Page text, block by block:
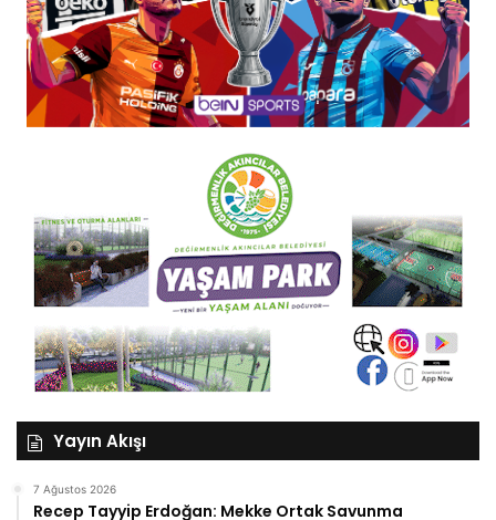
Yayın Akışı
7 Ağustos 2026
Recep Tayyip Erdoğan: Mekke Ortak Savunma